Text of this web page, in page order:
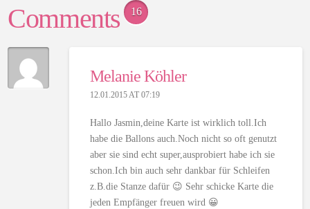
Comments 16
Melanie Köhler
12.01.2015 AT 07:19
Hallo Jasmin,deine Karte ist wirklich toll.Ich
habe die Ballons auch.Noch nicht so oft genutzt
aber sie sind echt super,ausprobiert habe ich sie
schon.Ich bin auch sehr dankbar für Schleifen
z.B.die Stanze dafür 😉 Sehr schicke Karte die
jeden Empfänger freuen wird 😀